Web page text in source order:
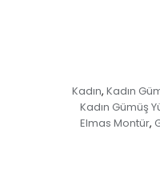
Kadın, Kadın
Kadın Gümüş
Elmas Montür,